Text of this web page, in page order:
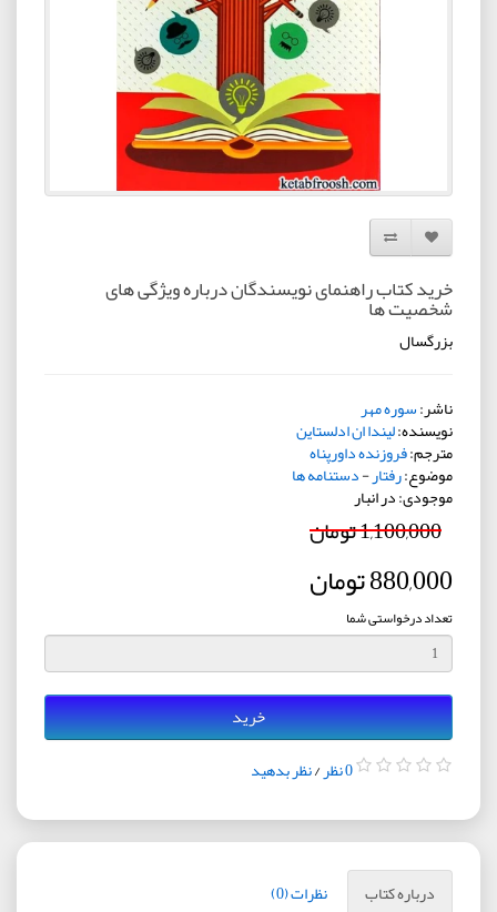
افزودن به لیست دلخواه
مقایسه این محصول
خرید کتاب راهنمای نویسندگان درباره ویژگی های
شخصیت ها
بزرگسال
ناشر:سوره مهر
نویسنده:لیندا ان ادلستاین
مترجم:فروزنده داورپناه
موضوع:رفتار-دستنامه ها
موجودی: در انبار
1,100,000 تومان
880,000 تومان
تعداد درخواستی شما
خرید
0 نظر /نظر بدهید
درباره کتاب
نظرات (0)